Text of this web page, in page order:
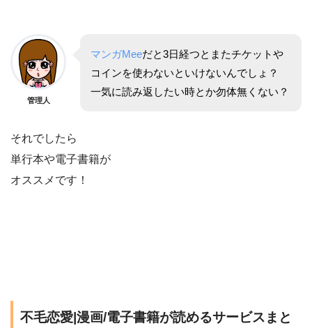
管理人
マンガMeeだと3日経つとまたチケットや
コインを使わないといけないんでしょ？
一気に読み返したい時とか勿体無くない？
それでしたら
単行本や電子書籍が
オススメです！
不毛恋愛|漫画/電子書籍が読めるサービスまと